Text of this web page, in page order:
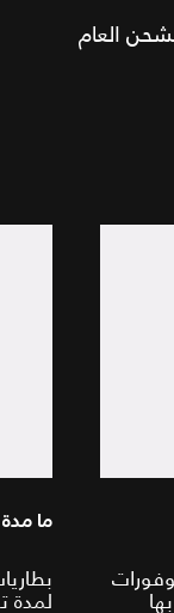
العام
ما